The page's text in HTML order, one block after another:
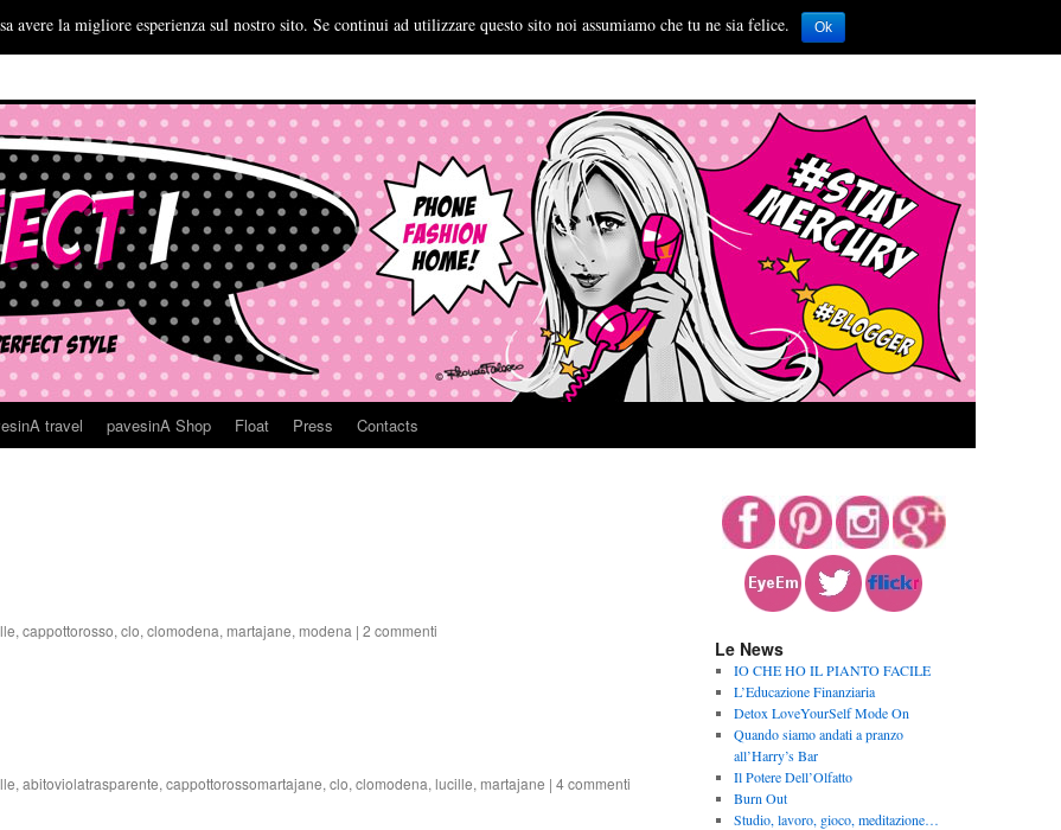
travel pavesinA Shop Float Press Contacts
, cappottorosso, clo, clomodena, martajane, modena | 2 commenti
, abitoviolatrasparente, cappottorossomartajane, clo, clomodena, lucille, martajane | 4 commenti
Le News
IO CHE HO IL PIANTO FACILE
L’Educazione Finanziaria
Detox LoveYourSelf Mode On
Quando siamo andati a pranzo
all’Harry’s Bar
Il Potere Dell’Olfatto
Burn Out
Studio, lavoro, gioco, meditazione…
avere la migliore esperienza sul nostro sito. Se continui ad utilizzare questo sito noi assumiamo che tu ne sia felice. Ok